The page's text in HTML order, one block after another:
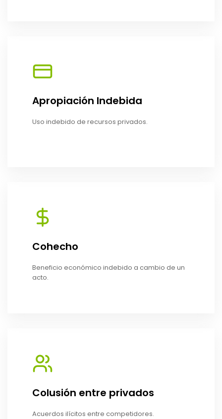
Apropiación Indebida
Uso indebido de recursos privados.
Cohecho
Beneficio económico indebido a cambio de un
acto.
Colusión entre privados
Acuerdos ilícitos entre competidores.